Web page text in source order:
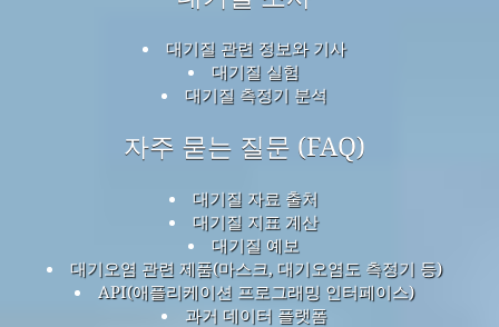
대기질 관련 정보와 기사
대기질 실험
대기질 측정기 분석
자주 묻는 질문 (FAQ)
대기질 자료 출처
대기질 지표 계산
대기질 예보
대기오염 관련 제품(마스크, 대기오염도 측정기 등)
API(애플리케이션 프로그래밍 인터페이스)
과거 데이터 플랫폼